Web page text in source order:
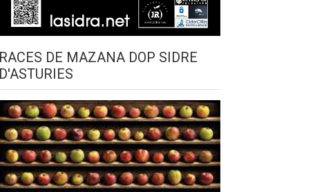
RACES DE MAZANA DOP SIDRE
D'ASTURIES